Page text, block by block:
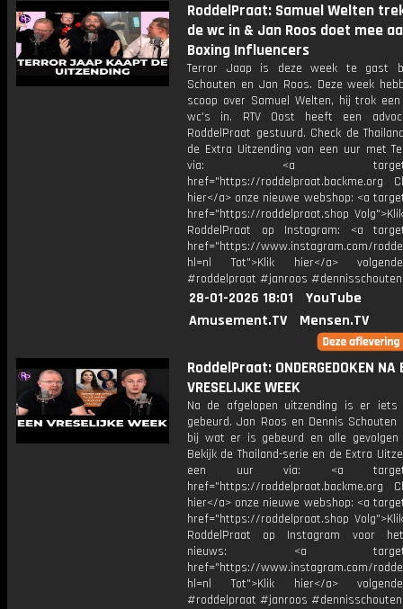
RoddelPraat: Samuel Welten
de wc in & Jan Roos doet mee
Boxing Influencers
Terror Jaap is deze week te gast
Schouten en Jan Roos. Deze week
scoop over Samuel Welten, hij trok
wc's in. RTV Oost heeft een
RoddelPraat gestuurd. Check de
de Extra Uitzending van een uur met
via: <a
href="https://roddelpraat.backme.org
hier</a> onze nieuwe webshop: <a
href="https://roddelpraat.shop
RoddelPraat op Instagram: <a
href="https://www.instagram.com/
hl=nl Tot">Klik hier</a>
#roddelpraat #janroos #dennisschouten
28-01-2026 18:01
YouTube
Amusement.TV
Mensen.TV
RoddelPraat: ONDERGEDOKEN NA
VRESELIJKE WEEK
Na de afgelopen uitzending is er iets
gebeurd. Jan Roos en Dennis
bij wat er is gebeurd en alle gevolgen
Bekijk de Thailand-serie en de Extra
een uur via: <a
href="https://roddelpraat.backme.org
hier</a> onze nieuwe webshop: <a
href="https://roddelpraat.shop
RoddelPraat op Instagram voor
nieuws: <a
href="https://www.instagram.com/
hl=nl Tot">Klik hier</a>
#roddelpraat #janroos #dennisschouten